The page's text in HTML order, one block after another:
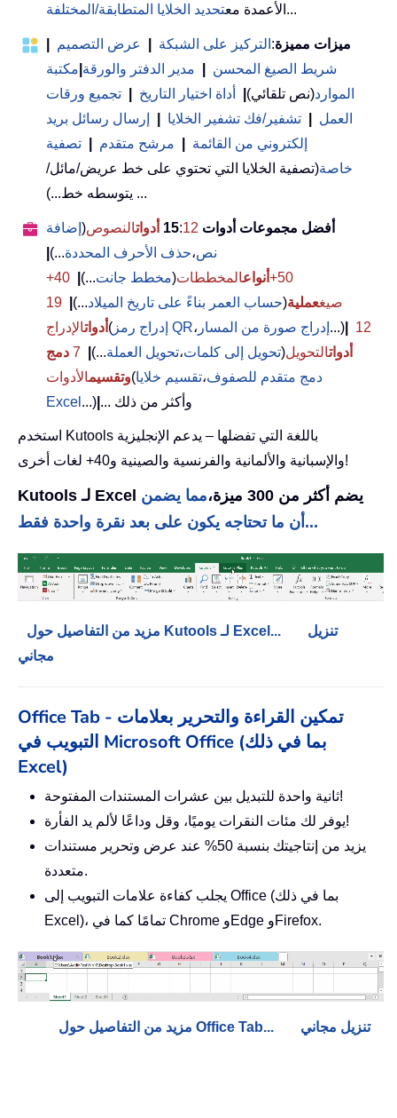
الأعمدة معتحديد الخلايا المتطابقة/المختلفة ...
ميزات مميزة: التركيز على الشبكة عرض التصميم
شريط الصيغ المحسن
مدير الدفتر والورقة مكتبة
الموارد(نص تلقائي) أداة اختيار التاريخ
تجميع ورقات
العمل
تشفير/فك تشفير الخلايا
إرسال رسائل بريد
إلكتروني من القائمة
مرشح متقدم
تصفية
خاصة(تصفية الخلايا التي تحتوي على خط عريض/مائل/
يتوسطه خط...) ...
أفضل مجموعات أدوات 15 :12 أدواتالنصوص( إضافة
نص،حذف الأحرف المحددة...)
50+
أنواعالمخططات(مخطط جانت...)
40+
صيغعملية(حساب العمر بناءً على تاريخ الميلاد...)
19
أدواتالإدراج ( إدراج رمز QR، إدراج صورة من المسار ...)
12
أدواتالتحويل(تحويل إلى كلمات،تحويل العملة...)
7 دمج
وتقسيمالأدوات ( دمج متقدم للصفوف،تقسيم خلايا
Excel ...) ... وأكثر من ذلك
استخدم Kutools باللغة التي تفضلها – يدعم الإنجليزية
والإسبانية والألمانية والفرنسية والصينية و40+ لغات أخرى!
Kutools لـ Excel يضم أكثر من 300 ميزة،
مما يضمن
أن ما تحتاجه يكون على بعد نقرة واحدة فقط...
مزيد من التفاصيل حول Kutools لـ Excel...
تنزيل
مجاني
Office Tab - تمكين القراءة والتحرير بعلامات
التبويب في Microsoft Office (بما في ذلك
Excel)
ثانية واحدة للتبديل بين عشرات المستندات المفتوحة!
يوفر لك مئات النقرات يوميًا، وقل وداعًا لألم يد الفأرة!
يزيد من إنتاجيتك بنسبة 50% عند عرض وتحرير مستندات
متعددة.
يجلب كفاءة علامات التبويب إلى Office (بما في ذلك
Excel)، تمامًا كما في Chrome وEdge وFirefox.
مزيد من التفاصيل حول Office Tab... تنزيل مجاني